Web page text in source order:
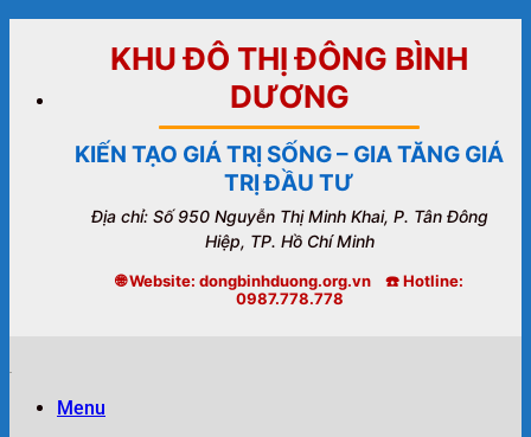
dung
KHU ĐÔ THỊ ĐÔNG BÌNH
DƯƠNG
KIẾN TẠO GIÁ TRỊ SỐNG – GIA TĂNG GIÁ
TRỊ ĐẦU TƯ
Địa chỉ: Số 950 Nguyễn Thị Minh Khai, P. Tân Đông
Hiệp, TP. Hồ Chí Minh
🌐 Website: dongbinhduong.org.vn ☎️ Hotline:
0987.778.778
Menu